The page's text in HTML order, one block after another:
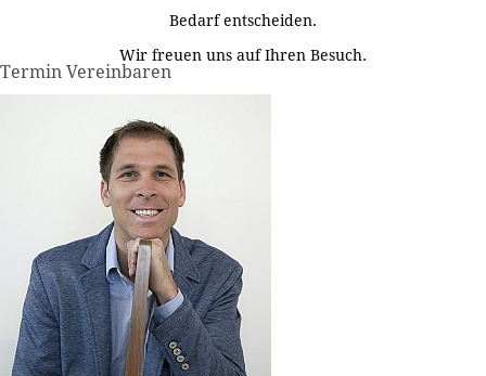
Bedarf entscheiden.
Wir freuen uns auf Ihren Besuch.
Termin Vereinbaren